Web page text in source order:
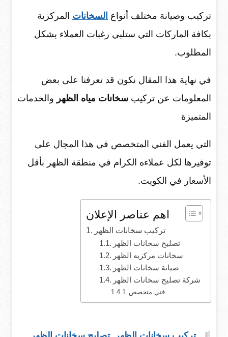
تركيب وصيانة مختلف أنواع السخانات المركزية
بكافة الماركات التي ستلبي رغبات العملاء بشكل
المطلوب.
في نهاية هذا المقال نكون قد تعرفنا على بعض
المعلومات عن تركيب سخانات مياه الظهر والخدمات
المتميزة
التي يعمل الفني المتخصص في هذا المجال على
توفيرها لكل عملاءه الكرام في منطقة الظهر بأقل
الأسعار في الكويت.
اهم عناصر الإعلان
تركيب سخانات الظهر
تصليح سخانات الظهر
سخانات مركزيه الظهر
صيانة سخانات الظهر
شركة تصليح سخانات الظهر
فني متخصص